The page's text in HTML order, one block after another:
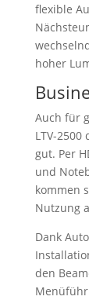
flexible
hoher
Auch für
LTV-
gut. Per
und
kommen
Nutzung
Dank
den